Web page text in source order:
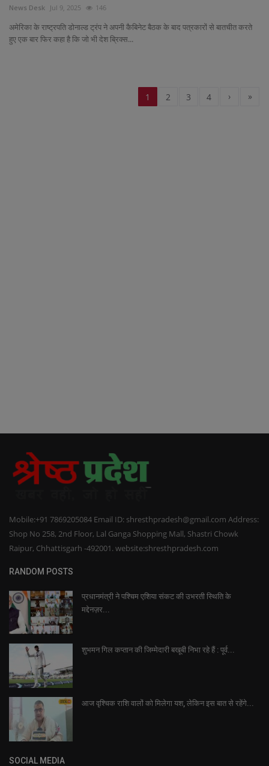
News Desk Jul 9, 2025 146
अमेरिका के राष्ट्रपति डोनाल्ड ट्रंप ने अपनी कैबिनेट बैठक के बाद पत्रकारों से बातचीत करते
हुए एक बार फिर कहा है कि जो भी देश ब्रिक्स...
1 2 3 4 › »
Mobile:+91 7869205084 Email ID: shresthpradesh@gmail.com Address:
Shop No 258, 2nd Floor, Lal Ganga Shopping Mall, Shastri Chowk
Raipur, Chhattisgarh -492001. website:shresthpradesh.com
RANDOM POSTS
प्रधानमंत्री ने पश्चिम एशिया संकट की उभरती स्थिति के
मद्देनज़र...
शुभमन गिल कप्तान की जिम्मेदारी बखूबी निभा रहे हैं : पूर्व...
आज वृश्चिक राशि वालों को मिलेगा यश, लेकिन इस बात से रहेंगे...
SOCIAL MEDIA